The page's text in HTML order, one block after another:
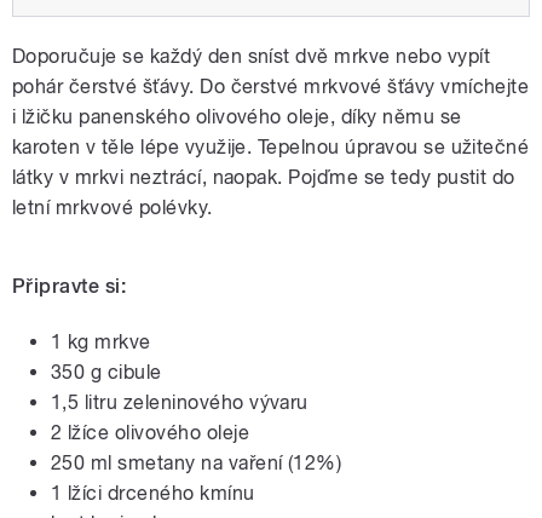
Doporučuje se každý den sníst dvě mrkve nebo vypít
pohár čerstvé šťávy. Do čerstvé mrkvové šťávy vmíchejte
i lžičku panenského olivového oleje, díky němu se
karoten v těle lépe využije. Tepelnou úpravou se užitečné
látky v mrkvi neztrácí, naopak. Pojďme se tedy pustit do
letní mrkvové polévky.
Připravte si:
1 kg mrkve
350 g cibule
1,5 litru zeleninového vývaru
2 lžíce olivového oleje
250 ml smetany na vaření (12%)
1 lžíci drceného kmínu